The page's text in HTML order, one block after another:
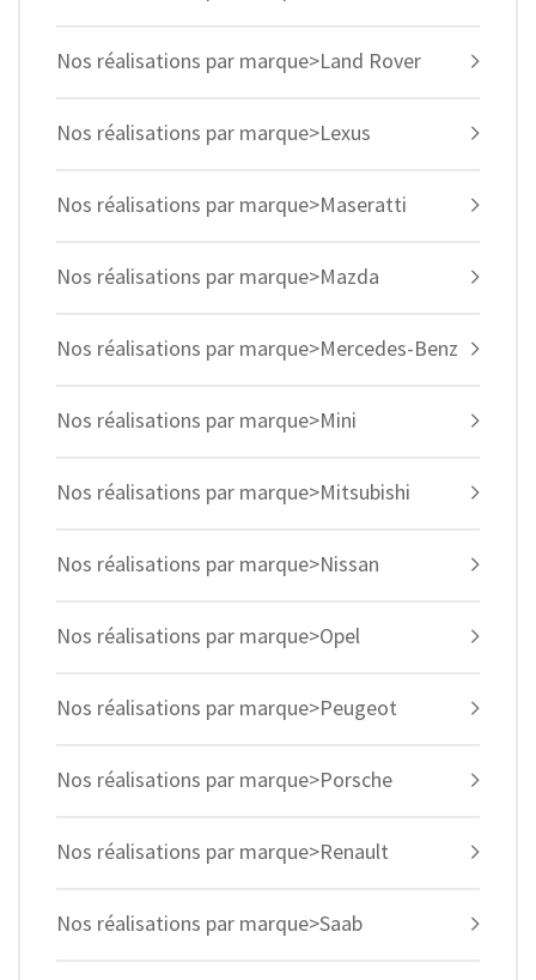
Nos réalisations par marque>Land Rover
Nos réalisations par marque>Lexus
Nos réalisations par marque>Maseratti
Nos réalisations par marque>Mazda
Nos réalisations par marque>Mercedes-Benz
Nos réalisations par marque>Mini
Nos réalisations par marque>Mitsubishi
Nos réalisations par marque>Nissan
Nos réalisations par marque>Opel
Nos réalisations par marque>Peugeot
Nos réalisations par marque>Porsche
Nos réalisations par marque>Renault
Nos réalisations par marque>Saab